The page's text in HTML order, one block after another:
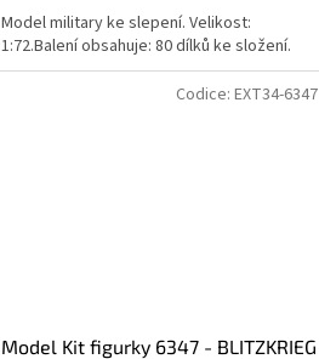
Model military ke slepení. Velikost:
1:72.Balení obsahuje: 80 dílků ke složení.
Model Kit figurky 6347 - BLITZKRIEG
Codice: EXT34-6347